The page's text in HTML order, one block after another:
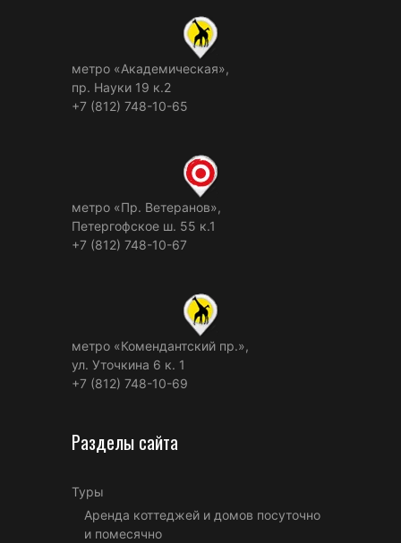
метро «Академическая»,
пр. Науки 19 к.2
+7 (812) 748-10-65
метро «Пр. Ветеранов»,
Петергофское ш. 55 к.1
+7 (812) 748-10-67
метро «Комендантский пр.»,
ул. Уточкина 6 к. 1
+7 (812) 748-10-69
Разделы сайта
Туры
Аренда коттеджей и домов посуточно
и помесячно